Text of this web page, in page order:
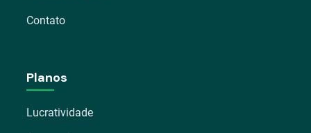
Contato
Planos
Lucratividade